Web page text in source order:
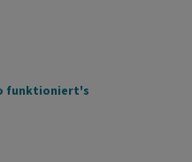
funktioniert's